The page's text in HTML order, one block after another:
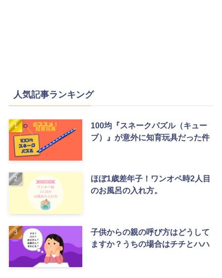
人気記事ランキング
100均『スネークパズル（キュー
ブ）』が意外に知育玩具だった件
ほぼ1歳差年子！ワンオペ時2人目
のお風呂の入れ方。
子供からの親の呼び方はどうして
ますか？うちの場合はチチとハハ